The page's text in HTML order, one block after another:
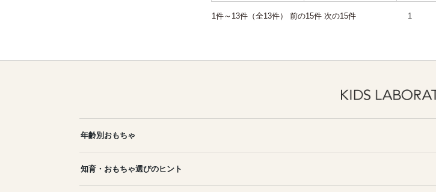
1件～13件（全13件） 前の15件 次の15件 1
年齢別おもちゃ
知育・おもちゃ選びのヒント